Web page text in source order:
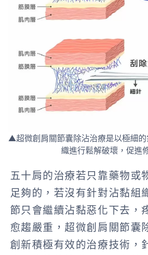
▲超微創肩關節囊除沾治療是以極細的
織進行鬆解破壞，促進
五十肩的治療若只靠藥物或
足夠的，若沒有針對沾黏組
節只會繼續沾黏惡化下去，
愈趨嚴重，超微創肩關節囊
創新積極有效的治療技術，